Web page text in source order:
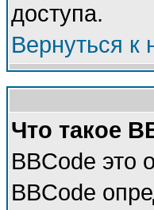
доступа.
Вернуться к
Что такое
BBCode это
BBCode